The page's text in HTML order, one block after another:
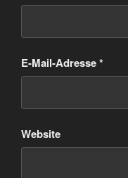
E-Mail-Adresse*
Website